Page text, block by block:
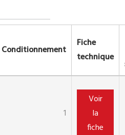
Conditionnement
Fiche
technique
1
Voir
la
fiche